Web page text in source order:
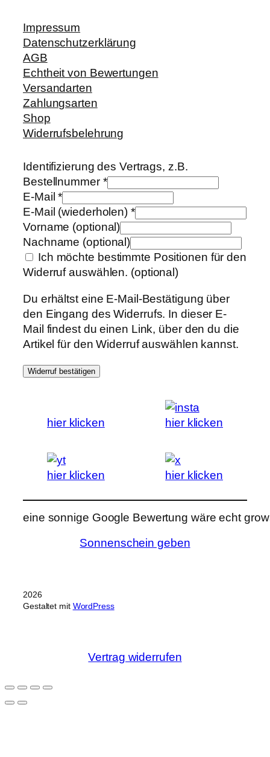
Impressum
Datenschutzerklärung
AGB
Echtheit von Bewertungen
Versandarten
Zahlungsarten
Shop
Widerrufsbelehrung
Identifizierung des Vertrags, z.B.
Bestellnummer *
E-Mail*
E-Mail (wiederholen) *
Vorname (optional)
Nachname (optional)
Ich möchte bestimmte Positionen für den
Widerruf auswählen. (optional)
Du erhältst eine E-Mail-Bestätigung über
den Eingang des Widerrufs. In dieser E-
Mail findest du einen Link, über den du die
Artikel für den Widerruf auswählen kannst.
Widerruf bestätigen
hier klicken hier klicken
hier klicken hier klicken
eine sonnige Google Bewertung wäre echt
Sonnenschein geben
2026
Gestaltet mit WordPress
Vertrag widerrufen